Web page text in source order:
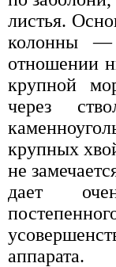
листья.
колонны —
отношении
крупной
через
крупных
не
дает
аппарата.